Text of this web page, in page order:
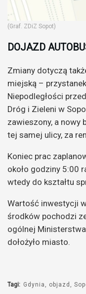
(Graf. ZDiZ Sopot)
DOJAZD
Zmiany dotyczą
miejską –
Niepodległości
Dróg i Zieleni w
zawieszony, a nowy
tej samej ulicy, za
Koniec prac
około godziny 5:00
wtedy do kształtu
Wartość inwestycji
środków pochodzi
ogólnej
dołożyło miasto.
Tagi: Gdynia objazd